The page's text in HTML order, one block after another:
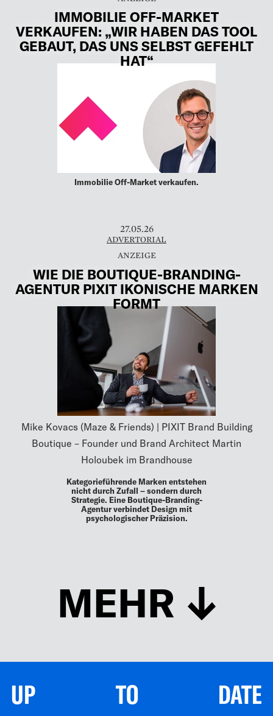
IMMOBILIE OFF-MARKET
VERKAUFEN: „WIR HABEN DAS TOOL
GEBAUT, DAS UNS SELBST GEFEHLT
HAT“
Immobilie Off-Market verkaufen.
27.05.26
ADVERTORIAL
WIE DIE BOUTIQUE-BRANDING-
AGENTUR PIXIT IKONISCHE MARKEN
FORMT
Mike Kovacs (Maze & Friends) | PIXIT Brand Building
Boutique – Founder und Brand Architect Martin
Holoubek im Brandhouse
Kategorieführende Marken entstehen
nicht durch Zufall – sondern durch
Strategie. Eine Boutique-Branding-
Agentur verbindet Design mit
psychologischer Präzision.
MEHR
UP TO DATE